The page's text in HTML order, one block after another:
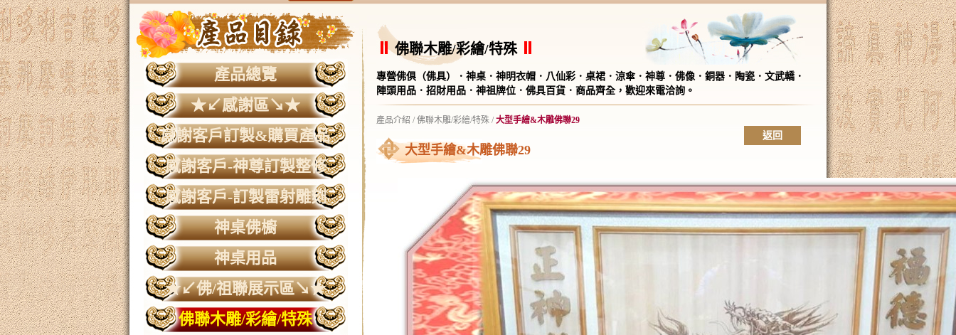
產品總覽
★↙感謝區↘★
感謝客戶訂製&購買產品
感謝客戶-神尊訂製整修
感謝客戶-訂製雷射雕刻
神桌佛櫥
神桌用品
★↙佛/祖聯展示區↘★
佛聯木雕/彩繪/特殊
佛聯木雕/彩繪/特殊
專營佛俱（佛具）．神桌．神明衣帽．八仙彩．桌裙．涼傘．神尊．佛像．銅器．陶瓷．文武轎．
陣頭用品．招財用品．神祖牌位．佛具百貨．商品齊全，歡迎來電洽詢。
產品介紹 / 佛聯木雕/彩繪/特殊 / 大型手繪&木雕佛聯29
返回
大型手繪&木雕佛聯29